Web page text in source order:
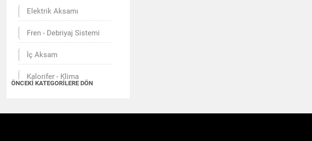
Corsa
Insignia
Elektrik Aksamı
Fren - Debriyaj Sistemi
İç Aksam
Kalorifer - Klima
ÖNCEKI KATEGORILERE DÖN